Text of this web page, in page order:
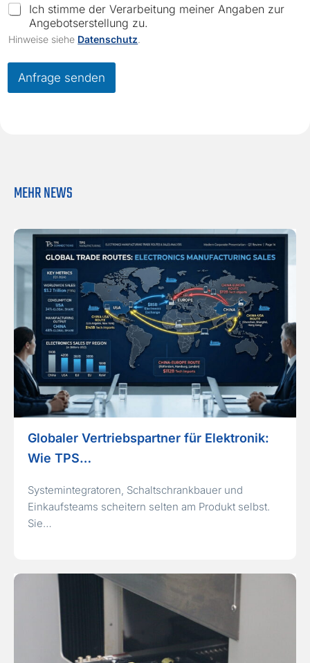
C
e
c
k
Ich stimme der Verarbeitung meiner Angaben zur
Angebotserstellung zu.
Hinweise siehe Datenschutz
Anfrage senden
MEHR NEWS
Globaler Vertriebspartner für Elektronik:
Wie TPS…
Systemintegratoren, Schaltschrankbauer und
Einkaufsteams scheitern selten am Produkt selbst.
Sie…